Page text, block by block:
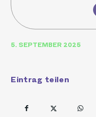
5. SEPTEMBER 2025
Eintrag teilen